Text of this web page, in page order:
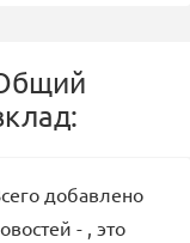
добавлено
- , это